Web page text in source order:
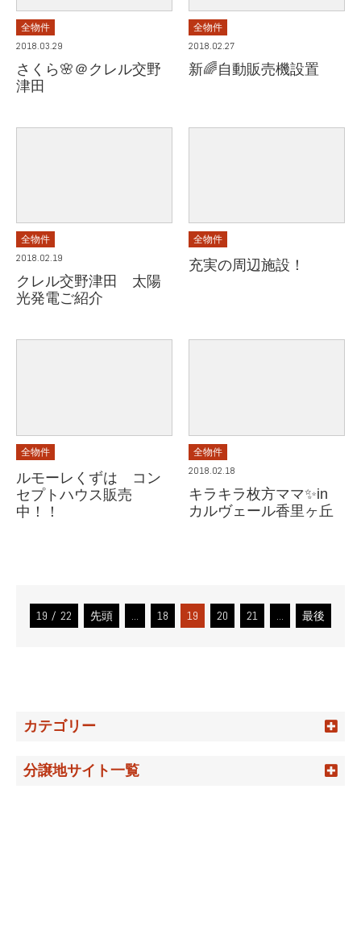
全物件
2018.03.29
さくら🌸＠クレル交野
津田
全物件
2018.02.27
新🌈自動販売機設置
全物件
2018.02.19
クレル交野津田 太陽
光発電ご紹介
全物件
充実の周辺施設！
全物件
ルモーレくずは コン
セプトハウス販売
中！！
全物件
2018.02.18
キラキラ枚方ママ✨in
カルヴェール香里ヶ丘
19 / 22 先頭 ... 18 19 20 21 ... 最後
カテゴリー
分譲地サイト一覧